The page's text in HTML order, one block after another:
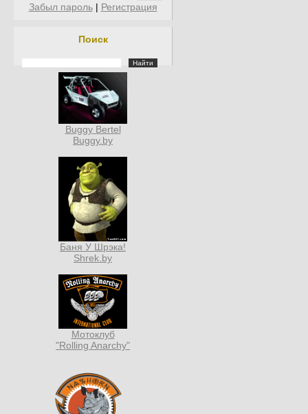
Забыл пароль| Регистрация
Поиск
Buggy Bertel
Buggy.by
Баня У Шрэка!
Shrek.by
Мотоклуб
"Rolling Anarchy"